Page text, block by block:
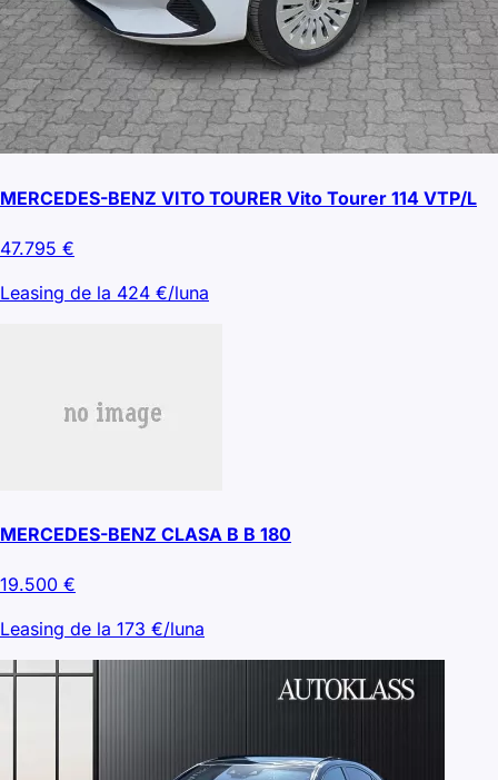
MERCEDES-BENZ VITO TOURER Vito Tourer 114 VTP/L
47.795 €
Leasing de la 424 €/luna
MERCEDES-BENZ CLASA B B 180
19.500 €
Leasing de la 173 €/luna